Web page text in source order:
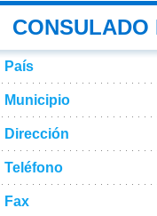
CONSULADO
País
Municipio
Dirección
Teléfono
Fax